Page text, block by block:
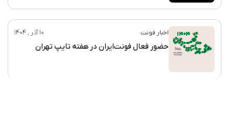
اخبار فونت 10 آذر , 1404
حضور فعال فونت‌ایران در هفته تایپ تهران